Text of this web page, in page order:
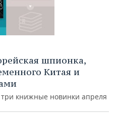
шпионка,
Китая и
книжные новинки апреля